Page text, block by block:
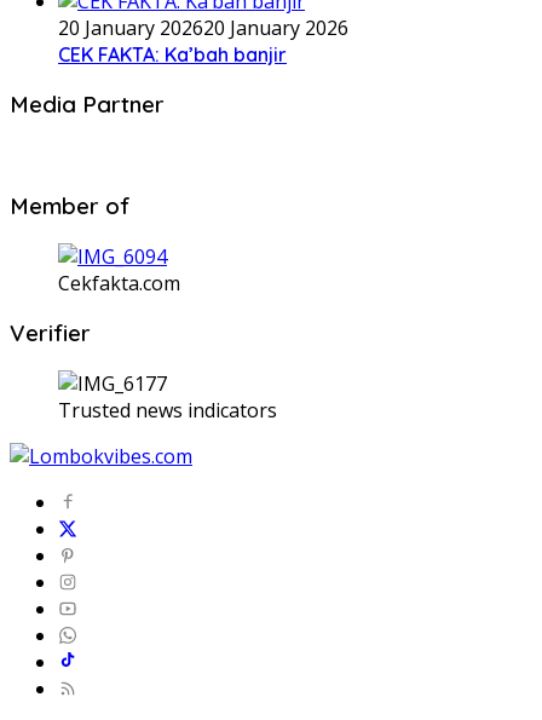
20 January 202620 January 2026
CEK FAKTA: Ka’bah banjir
Media Partner
Member of
Cekfakta.com
Verifier
Trusted news indicators